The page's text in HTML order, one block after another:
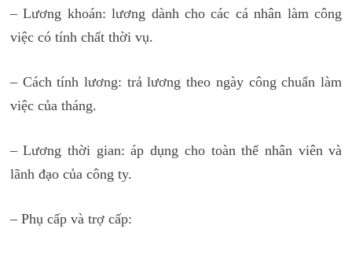
– Lương khoán: lương dành cho các cá nhân làm công
việc có tính chất thời vụ.
– Cách tính lương: trả lương theo ngày công chuẩn làm
việc của tháng.
– Lương thời gian: áp dụng cho toàn thể nhân viên và
lãnh đạo của công ty.
– Phụ cấp và trợ cấp: